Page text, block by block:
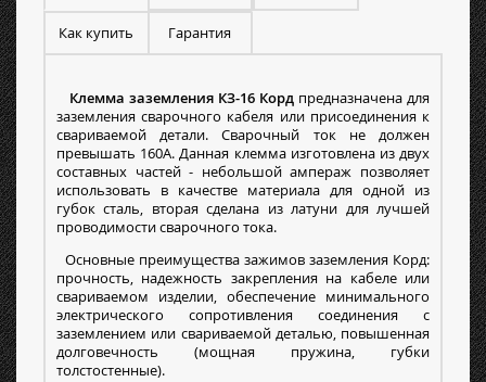
Как купить Гарантия
Клемма заземления КЗ-16 Корд предназначена для
заземления сварочного кабеля или присоединения к
свариваемой детали. Сварочный ток не должен
превышать 160А. Данная клемма изготовлена из двух
составных частей - небольшой ампераж позволяет
использовать в качестве материала для одной из
губок сталь, вторая сделана из латуни для лучшей
проводимости сварочного тока.
Основные преимущества зажимов заземления Корд:
прочность, надежность закрепления на кабеле или
свариваемом изделии, обеспечение минимального
электрического сопротивления соединения с
заземлением или свариваемой деталью, повышенная
долговечность (мощная пружина, губки
толстостенные).